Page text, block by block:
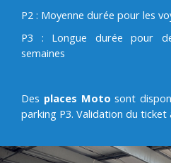
P2 : Moyenne durée pour les
P3 : Longue durée pour
semaines
Des places Moto sont
parking P3. Validation du